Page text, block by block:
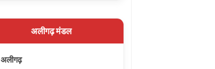
अलीगढ़ मंडल
अलीगढ़